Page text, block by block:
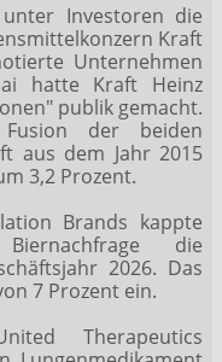
Investoren die
Kraft
Unternehmen
hatte Kraft Heinz
publik gemacht.
der beiden
aus dem Jahr 2015
3,2 Prozent.
Brands kappte
die
2026. Das
7 Prozent ein.
Therapeutics